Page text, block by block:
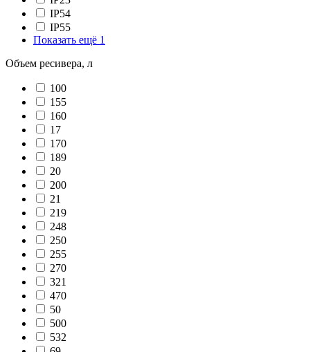
IP54
IP55
Показать ещё 1
Объем ресивера, л
100
155
160
17
170
189
20
200
21
219
248
250
255
270
321
470
50
500
532